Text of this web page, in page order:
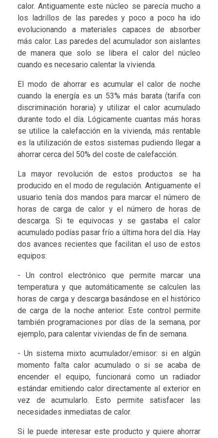
calor. Antiguamente este núcleo se parecía mucho a
los ladrillos de las paredes y poco a poco ha ido
evolucionando a materiales capaces de absorber
más calor. Las paredes del acumulador son aislantes
de manera que solo se libera el calor del núcleo
cuando es necesario calentar la vivienda.
El modo de ahorrar es acumular el calor de noche
cuando la energía es un 53% más barata (tarifa con
discriminación horaria) y utilizar el calor acumulado
durante todo el día. Lógicamente cuantas más horas
se utilice la calefacción en la vivienda, más rentable
es la utilización de estos sistemas pudiendo llegar a
ahorrar cerca del 50% del coste de calefacción.
La mayor revolución de estos productos se ha
producido en el modo de regulación. Antiguamente el
usuario tenía dos mandos para marcar el número de
horas de carga de calor y el número de horas de
descarga. Si te equivocas y se gastaba el calor
acumulado podías pasar frío a última hora del día. Hay
dos avances recientes que facilitan el uso de estos
equipos:
- Un control electrónico que permite marcar una
temperatura y que automáticamente se calculen las
horas de carga y descarga basándose en el histórico
de carga de la noche anterior. Este control permite
también programaciones por días de la semana, por
ejemplo, para calentar viviendas de fin de semana.
- Un sistema mixto acumulador/emisor: si en algún
momento falta calor acumulado o si se acaba de
encender el equipo, funcionará como un radiador
estándar emitiendo calor directamente al exterior en
vez de acumularlo. Esto permite satisfacer las
necesidades inmediatas de calor.
Si le puede interesar este producto y quiere ahorrar